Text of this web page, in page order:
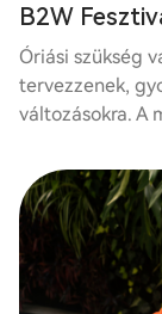
B2W
Óriási szükség
tervezzenek,
változásokra. A